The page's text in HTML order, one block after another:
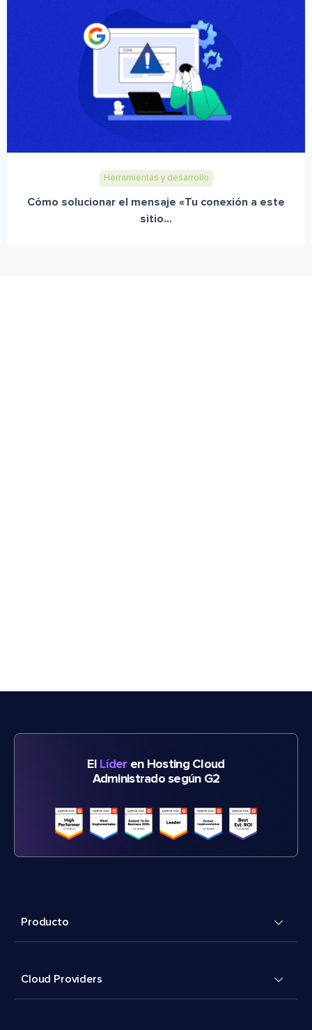
Herramientas y desarrollo
Cómo solucionar el mensaje «Tu conexión a este
sitio...
El Líder en Hosting Cloud
Administrado según G2
Producto
Cloud Providers